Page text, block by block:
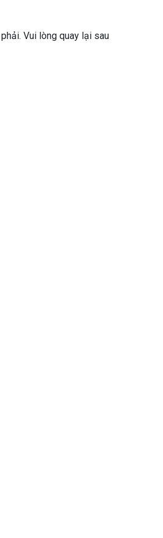
Vui lòng quay lại sau